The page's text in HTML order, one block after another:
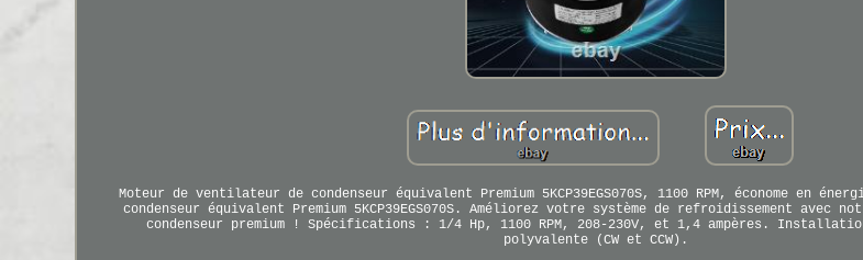
Moteur de ventilateur de condenseur équivalent Premium 5KCP39EGS070S, 1100 RPM, économe en
condenseur équivalent Premium 5KCP39EGS070S. Améliorez votre système de refroidissement avec
condenseur premium ! Spécifications : 1/4 Hp, 1100 RPM, 208-230V, et 1,4 ampères.
polyvalente (CW et CCW).